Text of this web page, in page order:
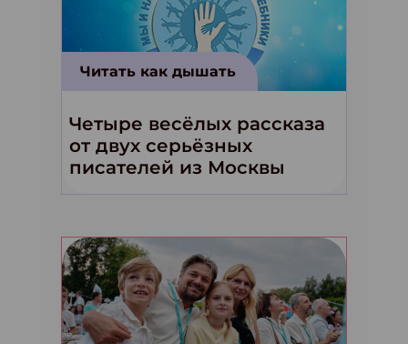
Читать как дышать
Четыре весёлых рассказа
от двух серьёзных
писателей из Москвы